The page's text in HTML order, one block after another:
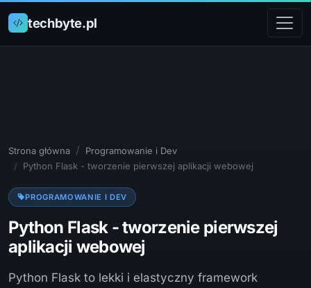
techbyte.pl
Strona główna
Programowanie i Dev
Python Flask - tworzenie pierwszej aplikacji webowej
PROGRAMOWANIE I DEV
Python Flask - tworzenie pierwszej
aplikacji webowej
Python Flask to lekki i elastyczny framework